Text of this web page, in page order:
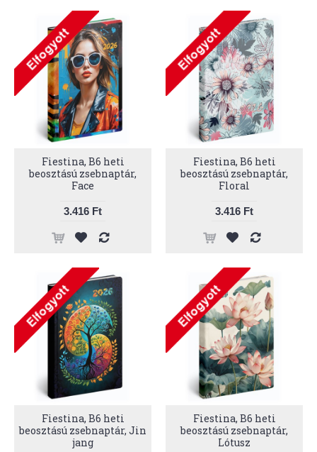
Fiestina, B6 heti
beosztású zsebnaptár,
Face
3.416 Ft
Fiestina, B6 heti
beosztású zsebnaptár,
Floral
3.416 Ft
Fiestina, B6 heti
beosztású zsebnaptár, Jin
jang
Fiestina, B6 heti
beosztású zsebnaptár,
Lótusz